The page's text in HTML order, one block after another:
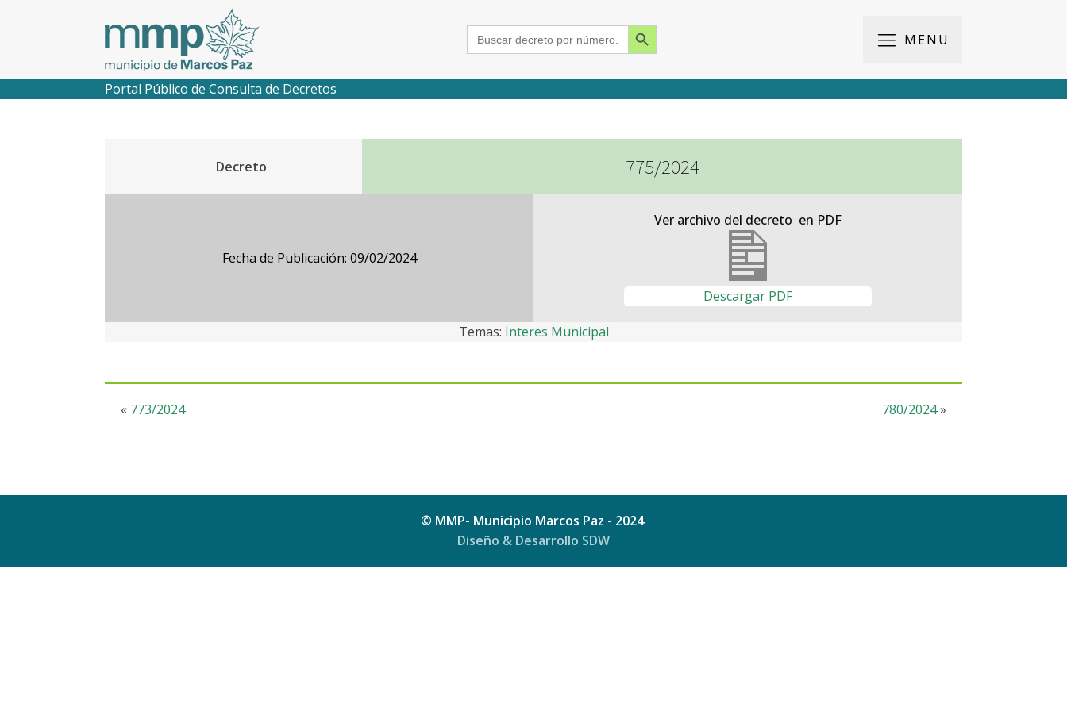
Search
for:
Search Button
MENU
2018
2017
2016
2015
Portal Público de Consulta de Decretos
Decreto 775/2024
Fecha de Publicación: 09/02/2024
Ver archivo del decreto en PDF
Descargar PDF
Temas: Interes Municipal
« 773/2024 780/2024»
© MMP- Municipio Marcos Paz - 2024
Diseño & Desarrollo SDW